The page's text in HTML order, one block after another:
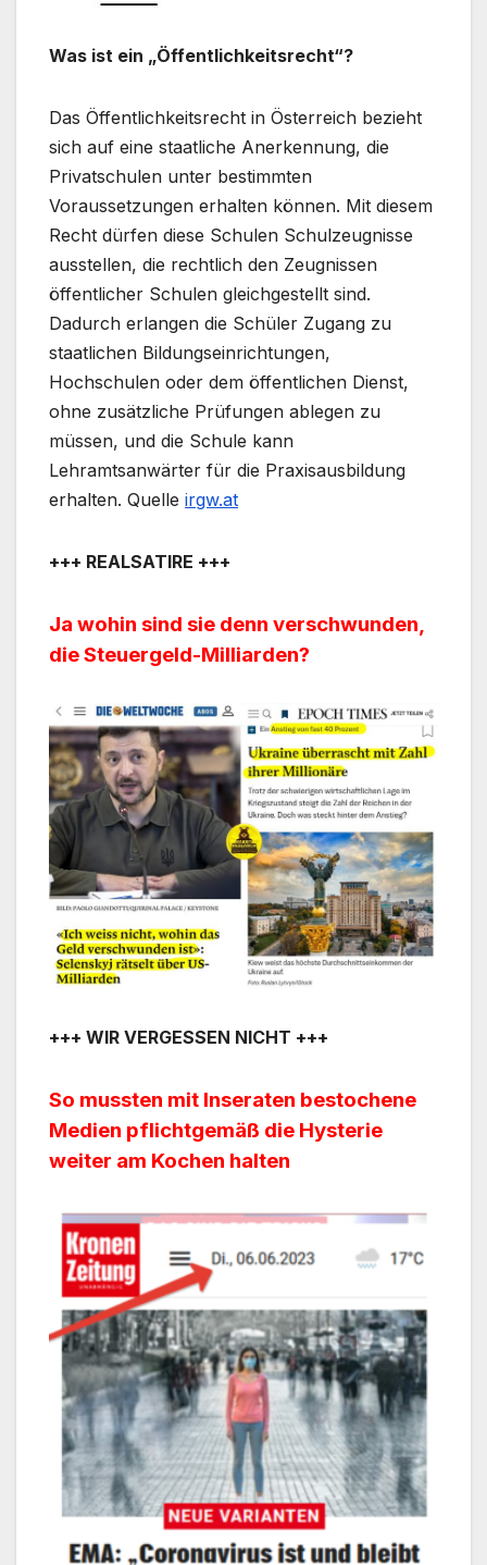
Was ist ein „Öffentlichkeitsrecht“?
Das Öffentlichkeitsrecht in Österreich bezieht
sich auf eine staatliche Anerkennung, die
Privatschulen unter bestimmten
Voraussetzungen erhalten können. Mit diesem
Recht dürfen diese Schulen Schulzeugnisse
ausstellen, die rechtlich den Zeugnissen
öffentlicher Schulen gleichgestellt sind.
Dadurch erlangen die Schüler Zugang zu
staatlichen Bildungseinrichtungen,
Hochschulen oder dem öffentlichen Dienst,
ohne zusätzliche Prüfungen ablegen zu
müssen, und die Schule kann
Lehramtsanwärter für die Praxisausbildung
erhalten. Quelle irgw.at
+++ REALSATIRE +++
Ja wohin sind sie denn verschwunden,
die Steuergeld-Milliarden?
+++ WIR VERGESSEN NICHT +++
So mussten mit Inseraten bestochene
Medien pflichtgemäß die Hysterie
weiter am Kochen halten